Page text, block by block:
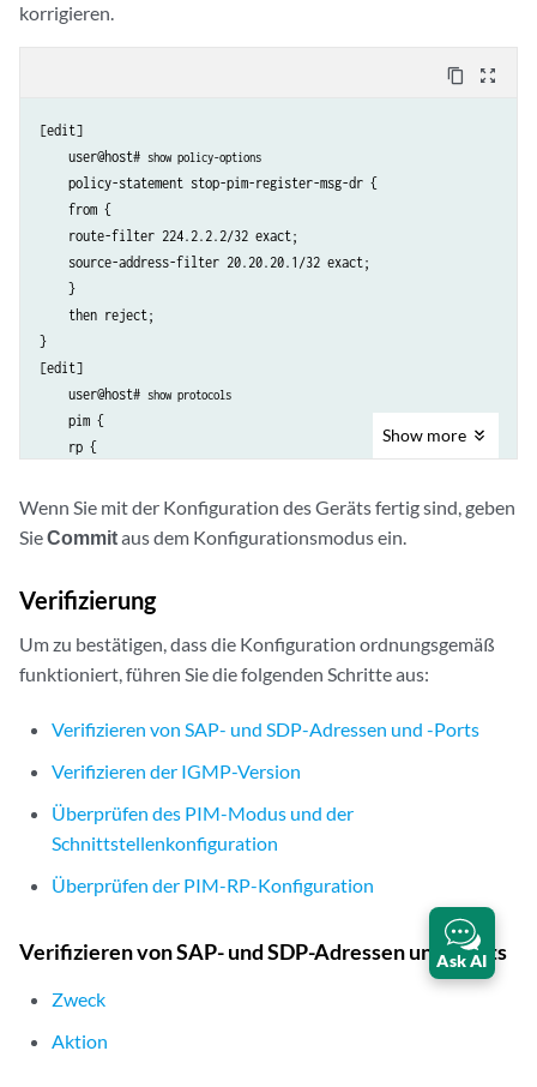
korrigieren.
content_copy zoom_out_map
[edit]
    user@host#
show policy-options
    policy-statement stop-pim-register-msg-dr {
    from {
    route-filter 224.2.2.2/32 exact;
    source-address-filter 20.20.20.1/32 exact;
    }
    then reject;
}
[edit]
    user@host#
show protocols
    pim {
    rp {
    }
Show more
Wenn Sie mit der Konfiguration des Geräts fertig sind, geben
SieCommitaus dem Konfigurationsmodus ein.
Verifizierung
Um zu bestätigen, dass die Konfiguration ordnungsgemäß
funktioniert, führen Sie die folgenden Schritte aus:
Verifizieren von SAP- und SDP-Adressen und -Ports
Verifizieren der IGMP-Version
Überprüfen des PIM-Modus und der
Schnittstellenkonfiguration
Überprüfen der PIM-RP-Konfiguration
Verifizieren von SAP- und SDP-Adressen und -Ports
Zweck
Aktion
Ask AI